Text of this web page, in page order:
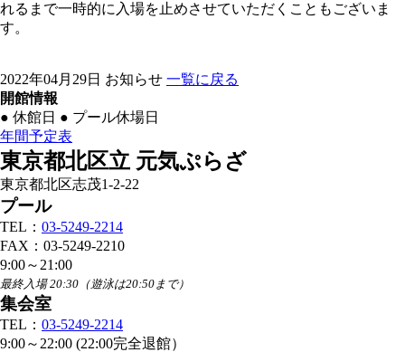
れるまで一時的に入場を止めさせていただくこともございま
す。
2022年04月29日 お知らせ 一覧に戻る
開館情報
● 休館日 ● プール休場日
年間予定表
東京都北区立 元気ぷらざ
東京都北区志茂1-2-22
プール
TEL： 03-5249-2214
FAX：03-5249-2210
9:00～21:00
最終入場 20:30（遊泳は20:50まで）
集会室
TEL： 03-5249-2214
9:00～22:00 (22:00完全退館）